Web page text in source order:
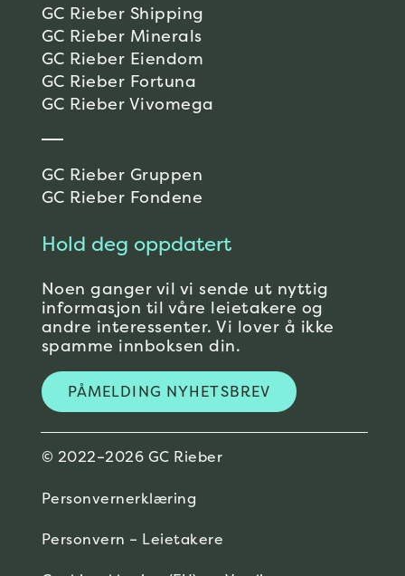
GC Rieber Shipping
GC Rieber Minerals
GC Rieber Eiendom
GC Rieber Fortuna
GC Rieber Vivomega
GC Rieber Gruppen
GC Rieber Fondene
Hold deg oppdatert
Noen ganger vil vi sende ut nyttig
informasjon til våre leietakere og
andre interessenter. Vi lover å ikke
spamme innboksen din.
PÅMELDING NYHETSBREV
© 2022–2026 GC Rieber
Personvernerklæring
Personvern – Leietakere